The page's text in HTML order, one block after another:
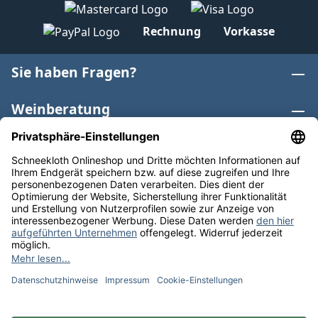
Rechnung Vorkasse
Sie haben Fragen?
Weinberatung
Informationen
Weinkategorien
Internationaler Wein
* Alle Preise inkl. gesetzl. Mehrwertsteuer zzgl.
anders angegeben. Bioprodukte im Bio-Kontrollverfahren